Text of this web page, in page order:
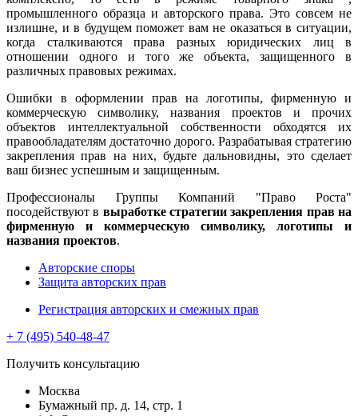
промышленного образца и авторского права. Это совсем не
излишне, и в будущем поможет вам не оказаться в ситуации,
когда сталкиваются права разных юридических лиц в
отношении одного и того же объекта, защищенного в
различных правовых режимах.
Ошибки в оформлении прав на логотипы, фирменную и
коммерческую символику, названия проектов и прочих
объектов интеллектуальной собственности обходятся их
правообладателям достаточно дорого. Разрабатывая стратегию
закрепления прав на них, будьте дальновидны, это сделает
ваш бизнес успешным и защищенным.
Профессионалы Группы Компаний "Право Роста"
посодействуют в выработке стратегии закрепления прав на
фирменную и коммерческую символику, логотипы и
названия проектов.
Авторские споры
Защита авторских прав
Регистрация авторских и смежных прав
+ 7 (495) 540-48-47
Получить консультацию
Москва
Бумажный пр. д. 14, стр. 1